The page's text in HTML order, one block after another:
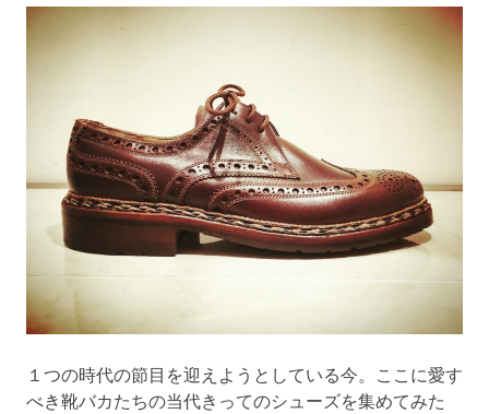
１つの時代の節目を迎えようとしている今。ここに愛す
べき靴バカたちの当代きってのシューズを集めてみた